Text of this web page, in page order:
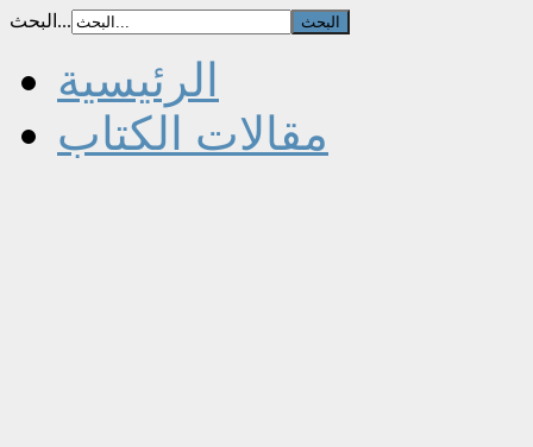
البحث...
الرئيسية
مقالات الكتاب